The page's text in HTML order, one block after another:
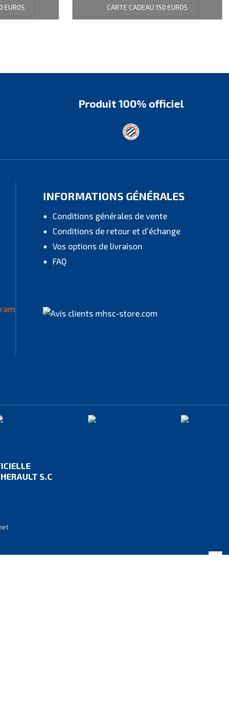
EUROS CARTE CADEAU 150 EUROS
Produit 100% officiel
INFORMATIONS GÉNÉRALES
Conditions générales de vente
Conditions de retour et d’échange
Vos options de livraison
FAQ
S.C